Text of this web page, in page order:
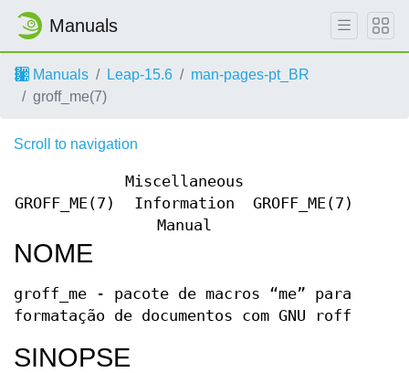
Manuals
Manuals Leap-15.6
man-pages-pt_BR
groff_me(7)
Scroll to navigation
GROFF_ME(7)
Miscellaneous
Information
Manual
GROFF_ME(7)
NOME
groff_me - pacote de macros “me” para
formatação de documentos com GNU roff
SINOPSE